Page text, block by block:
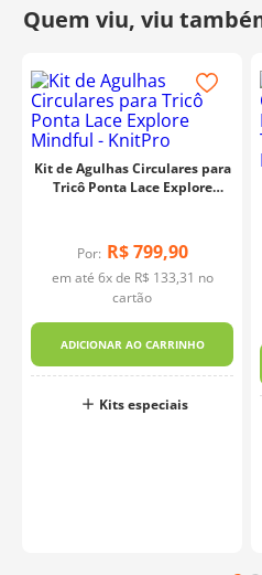
Kit de Agulhas Circulares para
Tricô Ponta Lace Explore
Por: R$ 799,90
em até 6x de R$ 133,31 no
cartão
ADICIONAR AO CARRINHO
Kits especiais